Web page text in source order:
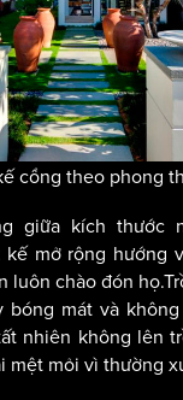
cổng theo phong
giữa kích thước
mở rộng hướng
luôn chào đón
bóng mát và
nhiên không lên
mệt mỏi vì thường